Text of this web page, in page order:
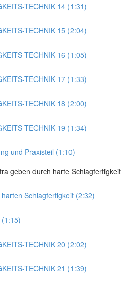
TECHNIK 14 (1:31)
TECHNIK 15 (2:04)
TECHNIK 16 (1:05)
TECHNIK 17 (1:33)
TECHNIK 18 (2:00)
TECHNIK 19 (1:34)
und Praxisteil (1:10)
geben durch harte Schlagfertigkeit
Schlagfertigkeit (2:32)
(1:15)
TECHNIK 20 (2:02)
TECHNIK 21 (1:39)